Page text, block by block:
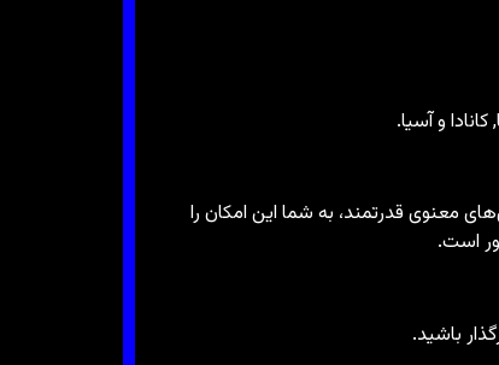
و آسیا.
معنوی قدرتمند، به شما این امکان را
است.
باشید.